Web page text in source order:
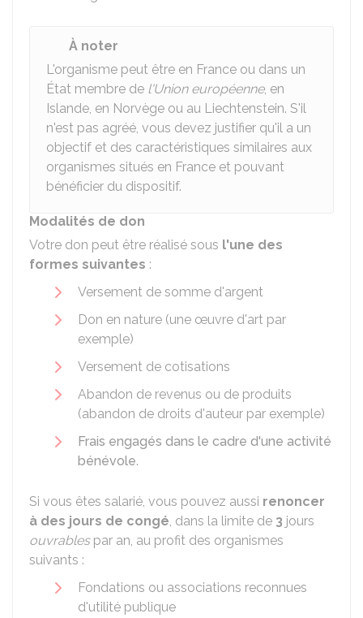
À noter
L'organisme peut être en France ou dans un
État membre de l'Union européenne, en
Islande, en Norvège ou au Liechtenstein. S'il
n'est pas agréé, vous devez justifier qu'il a un
objectif et des caractéristiques similaires aux
organismes situés en France et pouvant
bénéficier du dispositif.
Modalités de don
Votre don peut être réalisé sous l'une des
formes suivantes :
Versement de somme d'argent
Don en nature (une œuvre d'art par
exemple)
Versement de cotisations
Abandon de revenus ou de produits
(abandon de droits d'auteur par exemple)
Frais engagés dans le cadre d'une activité
bénévole.
Si vous êtes salarié, vous pouvez aussi renoncer
à des jours de congé, dans la limite de 3 jours
ouvrablespar an, au profit des organismes
suivants :
Fondations ou associations reconnues
d'utilité publique